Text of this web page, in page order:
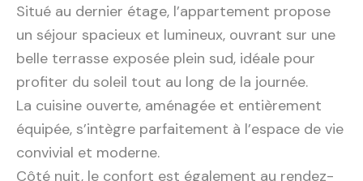
Situé au dernier étage, l’appartement propose
un séjour spacieux et lumineux, ouvrant sur une
belle terrasse exposée plein sud, idéale pour
profiter du soleil tout au long de la journée.
La cuisine ouverte, aménagée et entièrement
équipée, s’intègre parfaitement à l’espace de vie
convivial et moderne.
Côté nuit, le confort est également au rendez-